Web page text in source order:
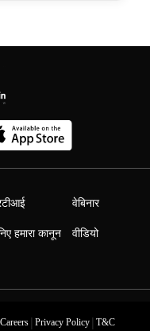
हमारा कानून
वेबिनार
वीडियो
Careers| Privacy Policy| T&C